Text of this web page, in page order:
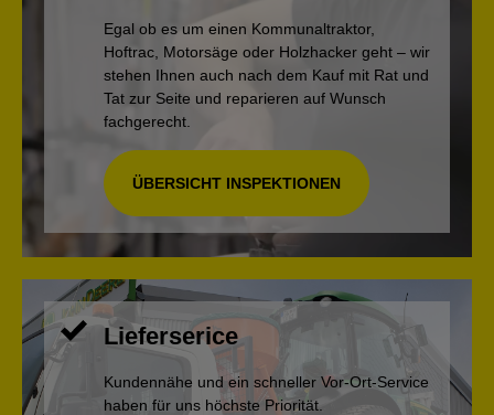
Egal ob es um einen Kommunaltraktor,
Hoftrac, Motorsäge oder Holzhacker geht – wir
stehen Ihnen auch nach dem Kauf mit Rat und
Tat zur Seite und reparieren auf Wunsch
fachgerecht.
ÜBERSICHT INSPEKTIONEN
Lieferserice
Kundennähe und ein schneller Vor-Ort-Service
haben für uns höchste Priorität.